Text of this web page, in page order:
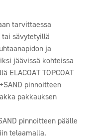
tarvittaessa
tai sävytetyillä
ja
jäävissä kohteissa
TOPCOAT
pinnoitteen
pakkauksen
pinnoitteen päälle
telaamalla.